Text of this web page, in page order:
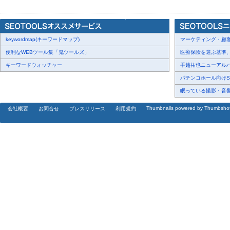
keywordmap(キーワードマップ)
便利なWEBツール集「鬼ツールズ」
キーワードウォッチャー
マーケティング・顧
医療保険を選ぶ基準
手越祐也ニューアル
パチンコホール向け
眠っている撮影・音
会社概要 お問合せ プレスリリース 利用規約 Thumbnails powered by